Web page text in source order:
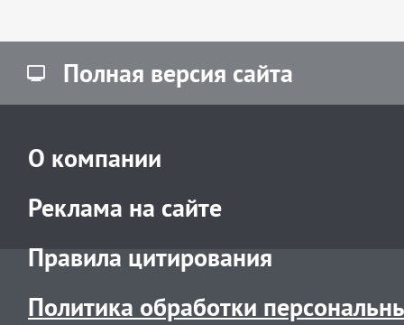
Полная версия сайта
О компании
Реклама на сайте
Правила цитирования
Политика обработки